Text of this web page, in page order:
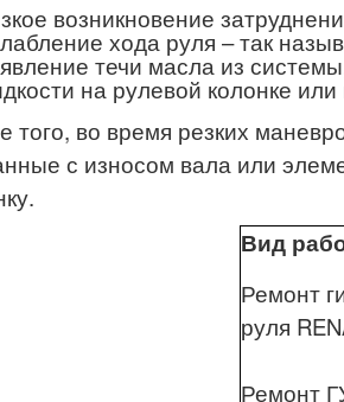
возникновение
хода руля – так
течи масла из
на рулевой колонке
того, во время резких
с износом вала или
Вид
Ремонт
руля
Ремонт